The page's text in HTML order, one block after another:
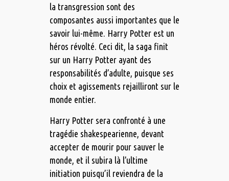
la transgression sont des
composantes aussi importantes que le
savoir lui-même. Harry Potter est un
héros révolté. Ceci dit, la saga finit
sur un Harry Potter ayant des
responsabilités d’adulte, puisque ses
choix et agissements rejailliront sur le
monde entier.
Harry Potter sera confronté à une
tragédie shakespearienne, devant
accepter de mourir pour sauver le
monde, et il subira là l’ultime
initiation puisqu’il reviendra de la